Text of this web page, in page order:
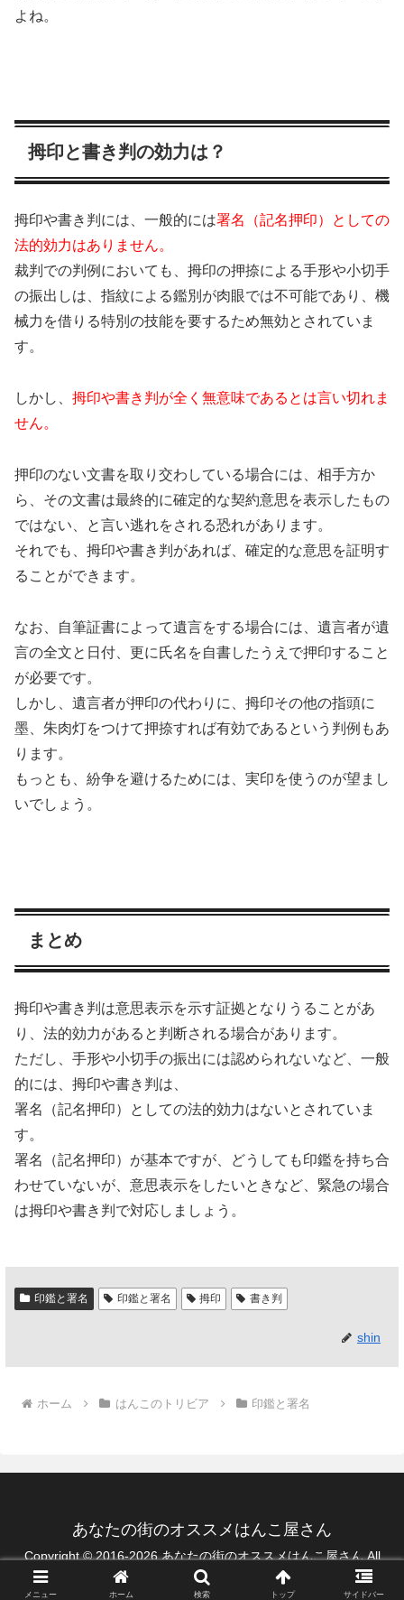
よね。
拇印と書き判の効力は？
拇印や書き判には、一般的には署名（記名押印）としての
法的効力はありません。
裁判での判例においても、拇印の押捺による手形や小切手
の振出しは、指紋による鑑別が肉眼では不可能であり、機
械力を借りる特別の技能を要するため無効とされていま
す。
しかし、 拇印や書き判が全く無意味であるとは言い切れま
せん。
押印のない文書を取り交わしている場合には、相手方か
ら、その文書は最終的に確定的な契約意思を表示したもの
ではない、と言い逃れをされる恐れがあります。
それでも、拇印や書き判があれば、確定的な意思を証明す
ることができます。
なお、自筆証書によって遺言をする場合には、遺言者が遺
言の全文と日付、更に氏名を自書したうえで押印すること
が必要です。
しかし、遺言者が押印の代わりに、拇印その他の指頭に
墨、朱肉灯をつけて押捺すれば有効であるという判例もあ
ります。
もっとも、紛争を避けるためには、実印を使うのが望まし
いでしょう。
まとめ
拇印や書き判は意思表示を示す証拠となりうることがあ
り、法的効力があると判断される場合があります。
ただし、手形や小切手の振出には認められないなど、一般
的には、拇印や書き判は、
署名（記名押印）としての法的効力はないとされていま
す。
署名（記名押印）が基本ですが、どうしても印鑑を持ち合
わせていないが、意思表示をしたいときなど、緊急の場合
は拇印や書き判で対応しましょう。
印鑑と署名 印鑑と署名 拇印 書き判
shin
ホーム はんこのトリビア 印鑑と署名
あなたの街のオススメはんこ屋さん
Copyright © 2016-2026 あなたの街のオススメはんこ屋さん All
Rights Reserved.
メニュー ホーム 検索 トップ サイドバー